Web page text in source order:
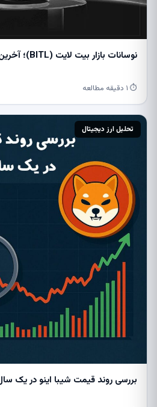
نوسانات بازار بیت ‌لایت (BITL)؛ آخرین قیمت و داده‌های بازار
⏱ ۱ دقیقه مطالعه
تحلیل ارز دیجیتال
بررسی روند قیمت شیبا اینو در یک